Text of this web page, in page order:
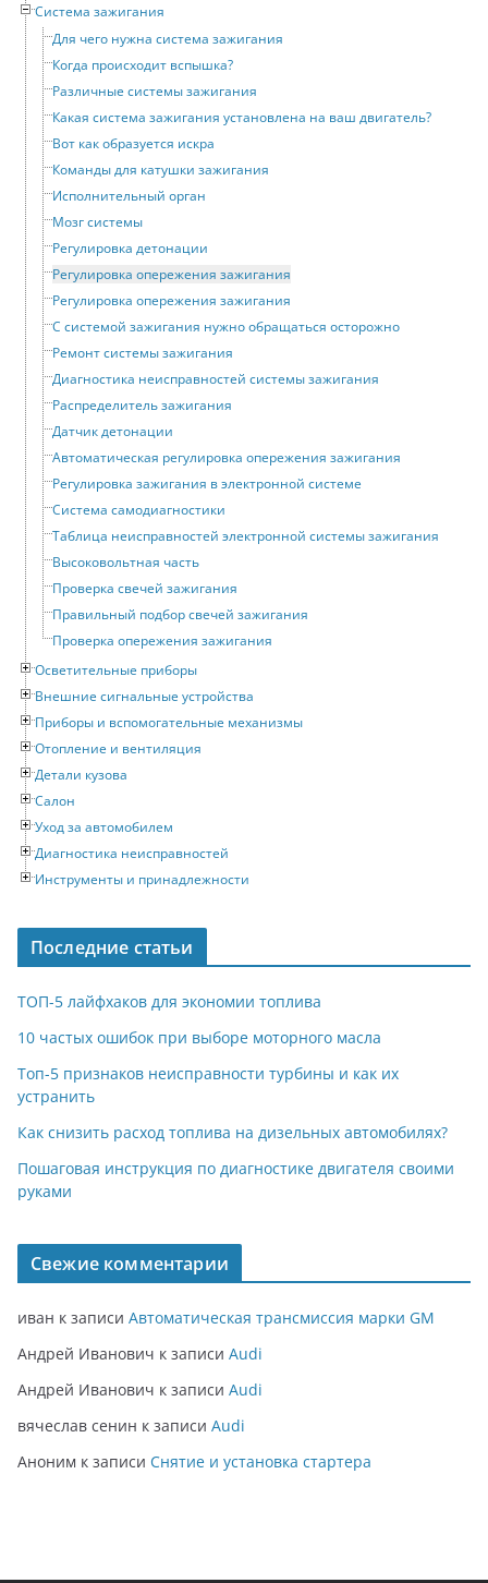
Система зажигания
Для чего нужна система зажигания
Когда происходит вспышка?
Различные системы зажигания
Какая система зажигания установлена на ваш двигатель?
Вот как образуется искра
Команды для катушки зажигания
Исполнительный орган
Мозг системы
Регулировка детонации
Регулировка опережения зажигания
Регулировка опережения зажигания
С системой зажигания нужно обращаться осторожно
Ремонт системы зажигания
Диагностика неисправностей системы зажигания
Распределитель зажигания
Датчик детонации
Автоматическая регулировка опережения зажигания
Регулировка зажигания в электронной системе
Система самодиагностики
Таблица неисправностей электронной системы зажигания
Высоковольтная часть
Проверка свечей зажигания
Правильный подбор свечей зажигания
Проверка опережения зажигания
Осветительные приборы
Внешние сигнальные устройства
Приборы и вспомогательные механизмы
Отопление и вентиляция
Детали кузова
Салон
Уход за автомобилем
Диагностика неисправностей
Инструменты и принадлежности
Последние статьи
ТОП-5 лайфхаков для экономии топлива
10 частых ошибок при выборе моторного масла
Топ-5 признаков неисправности турбины и как их
устранить
Как снизить расход топлива на дизельных автомобилях?
Пошаговая инструкция по диагностике двигателя своими
руками
Свежие комментарии
иван к записи Автоматическая трансмиссия марки GM
Андрей Иванович к записи Audi
Андрей Иванович к записи Audi
вячеслав сенин к записи Audi
Аноним к записи Снятие и установка стартера